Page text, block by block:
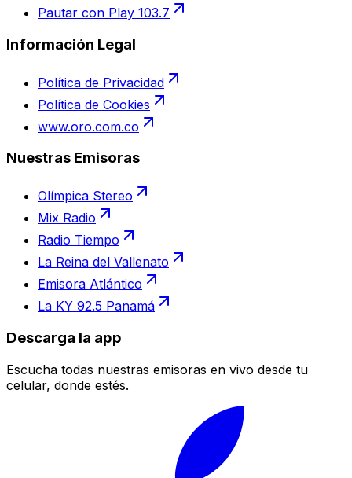
Pautar con Play 103.7
Información Legal
Política de Privacidad
Política de Cookies
www.oro.com.co
Nuestras Emisoras
Olímpica Stereo
Mix Radio
Radio Tiempo
La Reina del Vallenato
Emisora Atlántico
La KY 92.5 Panamá
Descarga la app
Escucha todas nuestras emisoras en vivo desde tu
celular, donde estés.